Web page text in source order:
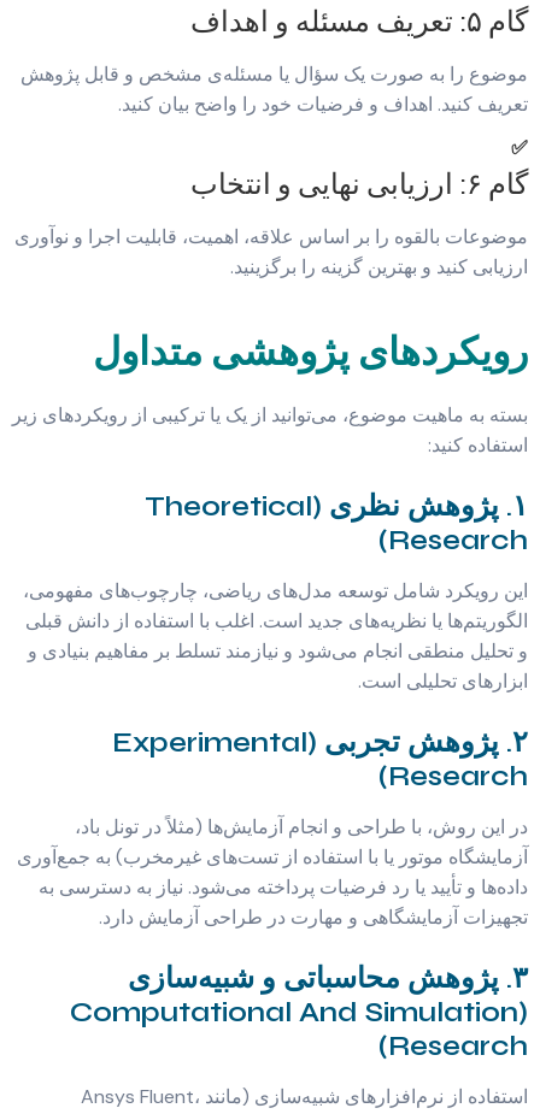
گام ۵: تعریف مسئله و اهداف
موضوع را به صورت یک سؤال یا مسئله‌ی مشخص و قابل پژوهش
تعریف کنید. اهداف و فرضیات خود را واضح بیان کنید.
✅
گام ۶: ارزیابی نهایی و انتخاب
موضوعات بالقوه را بر اساس علاقه، اهمیت، قابلیت اجرا و نوآوری
ارزیابی کنید و بهترین گزینه را برگزینید.
رویکردهای پژوهشی متداول
بسته به ماهیت موضوع، می‌توانید از یک یا ترکیبی از رویکردهای زیر
استفاده کنید:
۱. پژوهش نظری (Theoretical
Research)
این رویکرد شامل توسعه مدل‌های ریاضی، چارچوب‌های مفهومی،
الگوریتم‌ها یا نظریه‌های جدید است. اغلب با استفاده از دانش قبلی
و تحلیل منطقی انجام می‌شود و نیازمند تسلط بر مفاهیم بنیادی و
ابزارهای تحلیلی است.
۲. پژوهش تجربی (Experimental
Research)
در این روش، با طراحی و انجام آزمایش‌ها (مثلاً در تونل باد،
آزمایشگاه موتور یا با استفاده از تست‌های غیرمخرب) به جمع‌آوری
داده‌ها و تأیید یا رد فرضیات پرداخته می‌شود. نیاز به دسترسی به
تجهیزات آزمایشگاهی و مهارت در طراحی آزمایش دارد.
۳. پژوهش محاسباتی و شبیه‌سازی
(Computational And Simulation
Research)
استفاده از نرم‌افزارهای شبیه‌سازی (مانند Ansys Fluent،